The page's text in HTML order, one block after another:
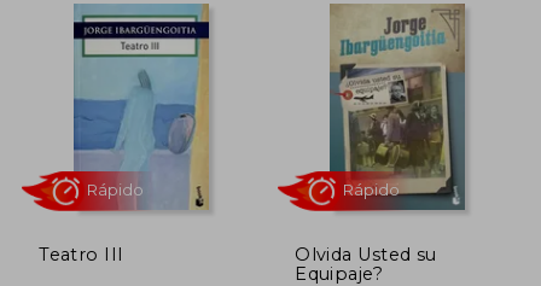
Teatro III
Olvida Usted su
Equipaje?